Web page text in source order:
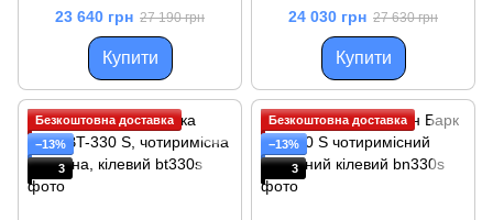
кілем і суцільним розбірним
настилом
23 640 грн 27 190 грн
Купити
кілювий з фанерною підлогою
24 030 грн 27 630 грн
Купити
Безкоштовна доставка
−13%
3
Безкоштовна доставка
−13%
3